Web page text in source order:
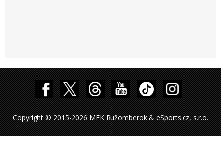
Copyright © 2015-2026 MFK Ružomberok & eSports.cz, s.r.o.